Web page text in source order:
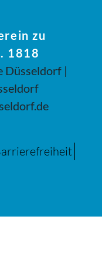
zu
1818
Düsseldorf |